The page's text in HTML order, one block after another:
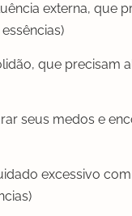
externa, que
que precisam
seus medos e
excessivo